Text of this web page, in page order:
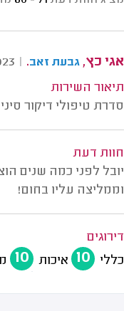
אגי כץ, גבעת זאב.
|
תיאור השירות
סדרת טיפולי דיקור
חוות דעת
יובל לפני כמה שנים
וממליצה עליו בחום!
דירוגים
כללי
10 איכות 10